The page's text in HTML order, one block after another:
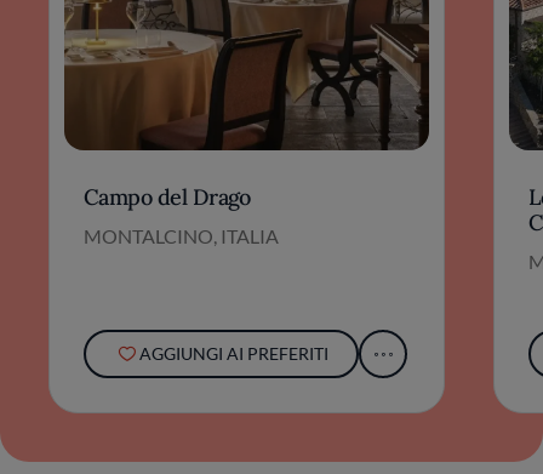
Campo del Drago
MONTALCINO, ITALIA
AGGIUNGI AI PREFERITI